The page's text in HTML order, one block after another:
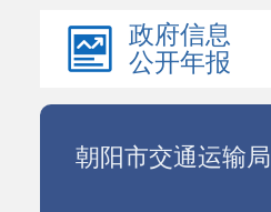
政府信息
公开年报
朝阳市交通运输局